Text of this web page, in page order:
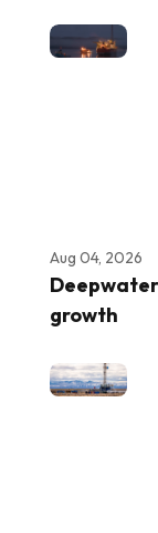
Aug 04, 2026
growth